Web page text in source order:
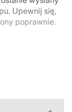
Upewnij się,
poprawnie.
Zalecamy
z zamówieniem,